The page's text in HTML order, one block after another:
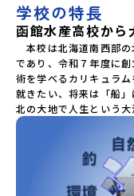
学校の特長
函館水産高校から
本校は北海道南西部の
であり、令和７年度に
術を学べるカリキュラ
就きたい、将来は「船」
北の大地で人生という